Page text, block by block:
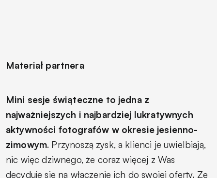
Materiał partnera
Mini sesje świąteczne to jedna z
najważniejszych i najbardziej lukratywnych
aktywności fotografów w okresie jesienno-
zimowym. Przynoszą zysk, a klienci je uwielbiają,
nic więc dziwnego, że coraz więcej z Was
decyduje się na włączenie ich do swojej oferty. Ze